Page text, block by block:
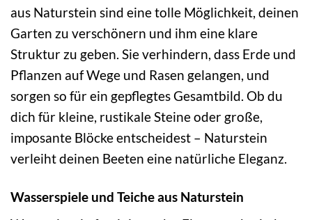
aus Naturstein sind eine tolle Möglichkeit, deinen
Garten zu verschönern und ihm eine klare
Struktur zu geben. Sie verhindern, dass Erde und
Pflanzen auf Wege und Rasen gelangen, und
sorgen so für ein gepflegtes Gesamtbild. Ob du
dich für kleine, rustikale Steine oder große,
imposante Blöcke entscheidest – Naturstein
verleiht deinen Beeten eine natürliche Eleganz.
Wasserspiele und Teiche aus Naturstein